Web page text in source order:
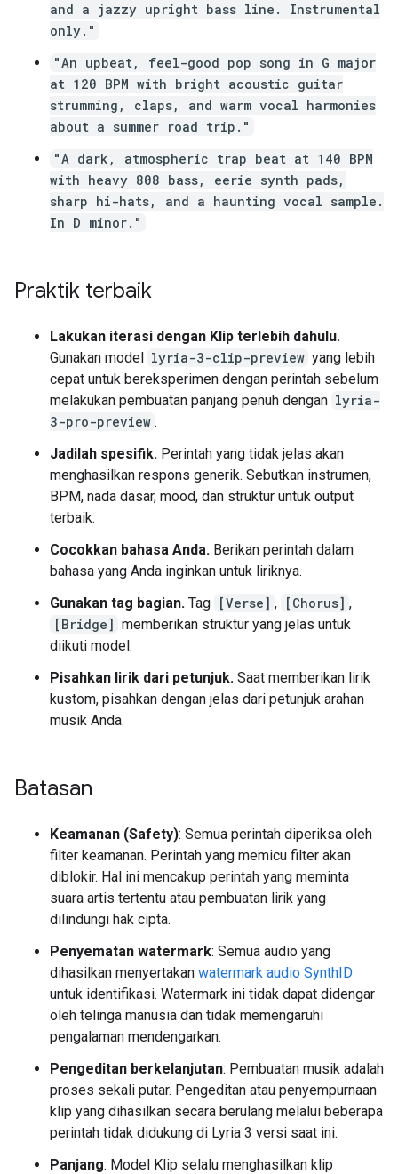
and a jazzy upright bass line. Instrumental
only."
"An upbeat, feel-good pop song in G major
at 120 BPM with bright acoustic guitar
strumming, claps, and warm vocal harmonies
about a summer road trip."
"A dark, atmospheric trap beat at 140 BPM
with heavy 808 bass, eerie synth pads,
sharp hi-hats, and a haunting vocal sample.
In D minor."
Praktik terbaik
Lakukan iterasi dengan Klip terlebih dahulu.
Gunakan model lyria-3-clip-preview yang lebih
cepat untuk bereksperimen dengan perintah sebelum
melakukan pembuatan panjang penuh dengan lyria-
3-pro-preview .
Jadilah spesifik. Perintah yang tidak jelas akan
menghasilkan respons generik. Sebutkan instrumen,
BPM, nada dasar, mood, dan struktur untuk output
terbaik.
Cocokkan bahasa Anda. Berikan perintah dalam
bahasa yang Anda inginkan untuk liriknya.
Gunakan tag bagian. Tag [Verse] , [Chorus] ,
[Bridge] memberikan struktur yang jelas untuk
diikuti model.
Pisahkan lirik dari petunjuk. Saat memberikan lirik
kustom, pisahkan dengan jelas dari petunjuk arahan
musik Anda.
Batasan
Keamanan (Safety): Semua perintah diperiksa oleh
filter keamanan. Perintah yang memicu filter akan
diblokir. Hal ini mencakup perintah yang meminta
suara artis tertentu atau pembuatan lirik yang
dilindungi hak cipta.
Penyematan watermark: Semua audio yang
dihasilkan menyertakan watermark audio SynthID
untuk identifikasi. Watermark ini tidak dapat didengar
oleh telinga manusia dan tidak memengaruhi
pengalaman mendengarkan.
Pengeditan berkelanjutan: Pembuatan musik adalah
proses sekali putar. Pengeditan atau penyempurnaan
klip yang dihasilkan secara berulang melalui beberapa
perintah tidak didukung di Lyria 3 versi saat ini.
Panjang: Model Klip selalu menghasilkan klip